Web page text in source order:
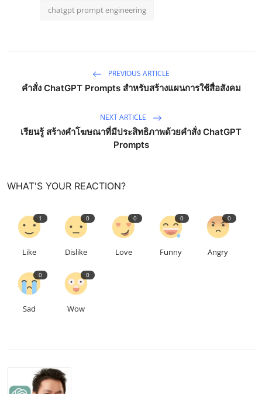
chatgpt prompt engineering
PREVIOUS ARTICLE
คำสั่ง ChatGPT Prompts สำหรับสร้างแผนการใช้สื่อสังคม
NEXT ARTICLE
เรียนรู้ สร้างคำโฆษณาที่มีประสิทธิภาพด้วยคำสั่ง ChatGPT
Prompts
WHAT'S YOUR REACTION?
1
Like
0
Dislike
0
Love
0
Funny
0
Angry
0
Sad
0
Wow